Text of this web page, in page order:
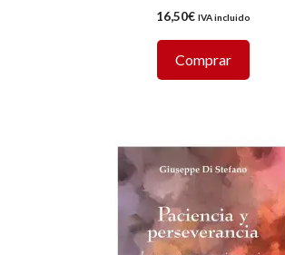
16,50€ IVA incluido
Comprar